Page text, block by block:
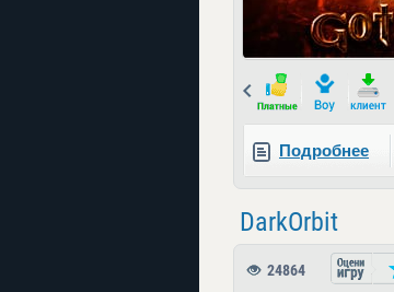
Prev
Подробнее
DarkOrbit
24864